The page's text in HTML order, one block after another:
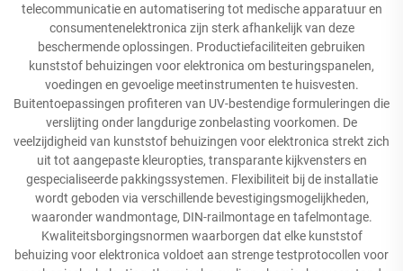
telecommunicatie en automatisering tot medische apparatuur en
consumentenelektronica zijn sterk afhankelijk van deze
beschermende oplossingen. Productiefaciliteiten gebruiken
kunststof behuizingen voor elektronica om besturingspanelen,
voedingen en gevoelige meetinstrumenten te huisvesten.
Buitentoepassingen profiteren van UV-bestendige formuleringen die
verslijting onder langdurige zonbelasting voorkomen. De
veelzijdigheid van kunststof behuizingen voor elektronica strekt zich
uit tot aangepaste kleuropties, transparante kijkvensters en
gespecialiseerde pakkingssystemen. Flexibiliteit bij de installatie
wordt geboden via verschillende bevestigingsmogelijkheden,
waaronder wandmontage, DIN-railmontage en tafelmontage.
Kwaliteitsborgingsnormen waarborgen dat elke kunststof
behuizing voor elektronica voldoet aan strenge testprotocollen voor